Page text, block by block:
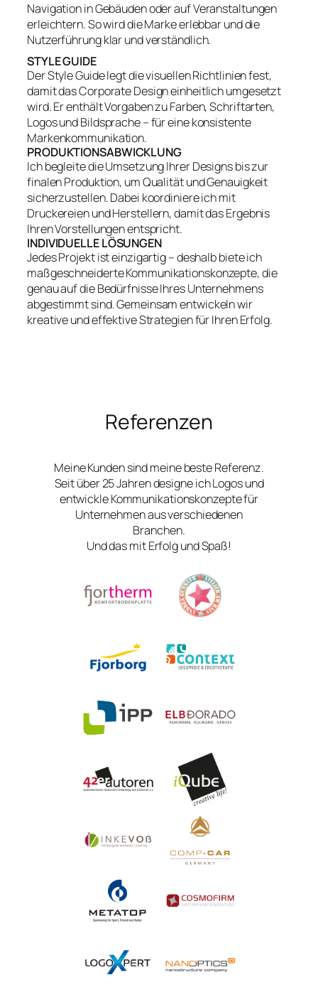
Navigation in Gebäuden oder auf Veranstaltungen
erleichtern. So wird die Marke erlebbar und die
Nutzerführung klar und verständlich.
STYLE GUIDE
Der Style Guide legt die visuellen Richtlinien fest,
damit das Corporate Design einheitlich umgesetzt
wird. Er enthält Vorgaben zu Farben, Schriftarten,
Logos und Bildsprache – für eine konsistente
Markenkommunikation.
PRODUKTIONSABWICKLUNG
Ich begleite die Umsetzung Ihrer Designs bis zur
finalen Produktion, um Qualität und Genauigkeit
sicherzustellen. Dabei koordiniere ich mit
Druckereien und Herstellern, damit das Ergebnis
Ihren Vorstellungen entspricht.
INDIVIDUELLE LÖSUNGEN
Jedes Projekt ist einzigartig – deshalb biete ich
maßgeschneiderte Kommunikationskonzepte, die
genau auf die Bedürfnisse Ihres Unternehmens
abgestimmt sind. Gemeinsam entwickeln wir
kreative und effektive Strategien für Ihren Erfolg.
Referenzen
Meine Kunden sind meine beste Referenz.
Seit über 25 Jahren designe ich Logos und
entwickle Kommunikationskonzepte für
Unternehmen aus verschiedenen
Branchen.
Und das mit Erfolg und Spaß!